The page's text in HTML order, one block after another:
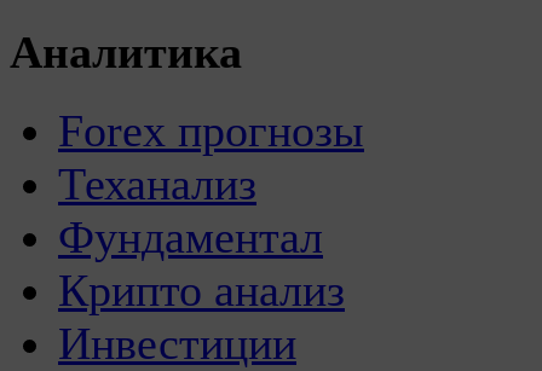
Аналитика
Forex прогнозы
Теханализ
Фундаментал
Крипто анализ
Инвестиции